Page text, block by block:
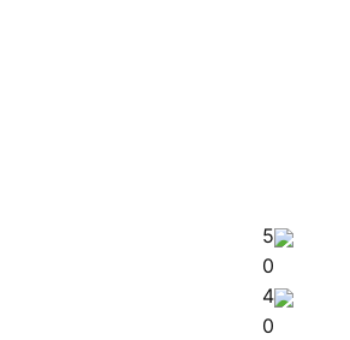
5
0
4
0